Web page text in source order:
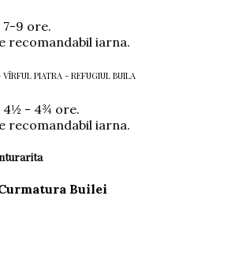
9 ore.
recomandabil iarna.
PIATRA - REFUGIUL BUILA
4½ - 4¾ ore.
recomandabil iarna.